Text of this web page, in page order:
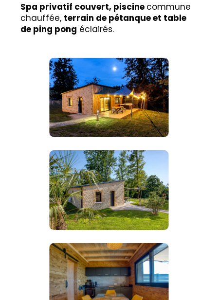
Spa privatif couvert, piscine commune
chauffée, terrain de pétanque et table
de ping pong éclairés.